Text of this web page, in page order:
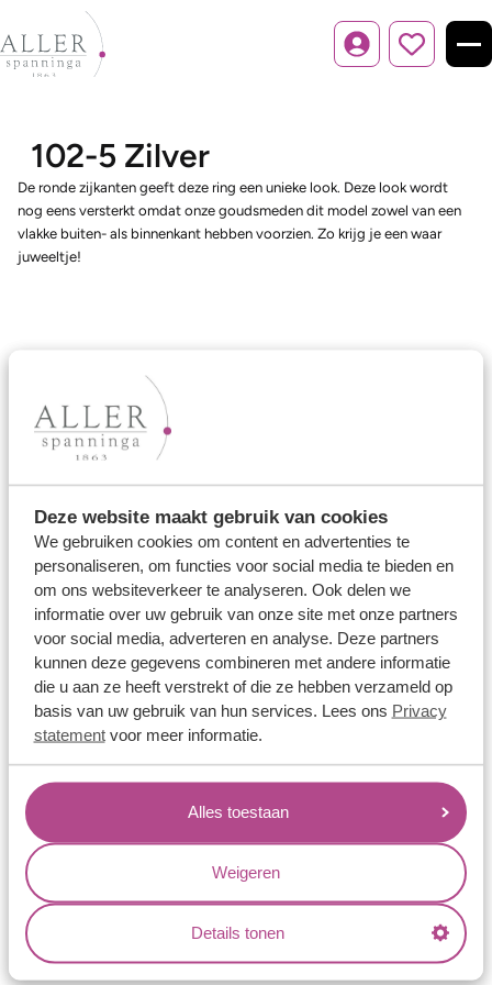
Deze website maakt gebruik van cookies
We gebruiken cookies om content en advertenties te
personaliseren, om functies voor social media te bieden en
om ons websiteverkeer te analyseren. Ook delen we
informatie over uw gebruik van onze site met onze partners
voor social media, adverteren en analyse. Deze partners
kunnen deze gegevens combineren met andere informatie
die u aan ze heeft verstrekt of die ze hebben verzameld op
basis van uw gebruik van hun services. Lees ons Privacy
statementvoor meer informatie.
Alles toestaan
Weigeren
Details tonen
Inloggen
102-5 Zilver
De ronde zijkanten geeft deze ring een unieke look. Deze look wordt
nog eens versterkt omdat onze goudsmeden dit model zowel van een
vlakke buiten- als binnenkant hebben voorzien. Zo krijg je een waar
juweeltje!
Ons aanbod
Memoireringen
Verlovingsringen
Vriendschapsringen
Over ons
Aller Spanninga
Historie
Certificaten
Jouw voordelen
Conflictvrije Materialen
Oneindig veel mogelijkheden
Kwaliteit
Juweliers & Contact